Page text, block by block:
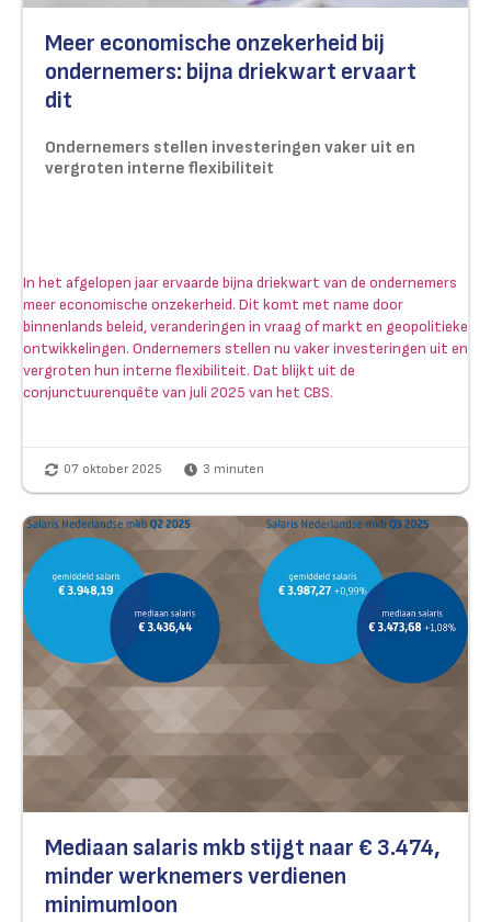
Meer economische onzekerheid bij
ondernemers: bijna driekwart ervaart
dit
Ondernemers stellen investeringen vaker uit en
vergroten interne flexibiliteit
In het afgelopen jaar ervaarde bijna driekwart van de ondernemers
meer economische onzekerheid. Dit komt met name door
binnenlands beleid, veranderingen in vraag of markt en geopolitieke
ontwikkelingen. Ondernemers stellen nu vaker investeringen uit en
vergroten hun interne flexibiliteit. Dat blijkt uit de
conjunctuurenquête van juli 2025 van het CBS.
07 oktober 2025 3 minuten
Mediaan salaris mkb stijgt naar € 3.474,
minder werknemers verdienen
minimumloon